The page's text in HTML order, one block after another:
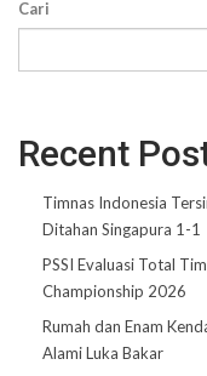
Cari
Recent
Timnas Indonesia
Ditahan Singapura 1-1
PSSI Evaluasi Total
Championship 2026
Rumah dan Enam
Alami Luka Bakar